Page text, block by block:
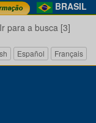
BRASIL
Ir para a busca [3]
Español Français